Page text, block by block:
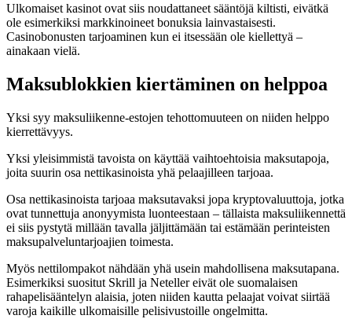
Ulkomaiset kasinot ovat siis noudattaneet sääntöjä kiltisti, eivätkä
ole esimerkiksi markkinoineet bonuksia lainvastaisesti.
Casinobonusten tarjoaminen kun ei itsessään ole kiellettyä –
ainakaan vielä.
Maksublokkien kiertäminen on helppoa
Yksi syy maksuliikenne-estojen tehottomuuteen on niiden helppo
kierrettävyys.
Yksi yleisimmistä tavoista on käyttää vaihtoehtoisia maksutapoja,
joita suurin osa nettikasinoista yhä pelaajilleen tarjoaa.
Osa nettikasinoista tarjoaa maksutavaksi jopa kryptovaluuttoja, jotka
ovat tunnettuja anonyymista luonteestaan – tällaista maksuliikennettä
ei siis pystytä millään tavalla jäljittämään tai estämään perinteisten
maksupalveluntarjoajien toimesta.
Myös nettilompakot nähdään yhä usein mahdollisena maksutapana.
Esimerkiksi suositut Skrill ja Neteller eivät ole suomalaisen
rahapelisääntelyn alaisia, joten niiden kautta pelaajat voivat siirtää
varoja kaikille ulkomaisille pelisivustoille ongelmitta.